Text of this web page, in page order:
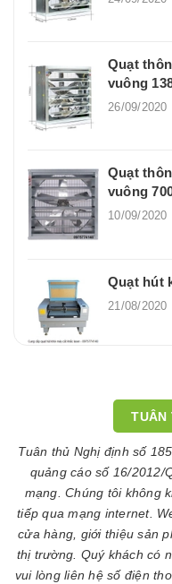
Quạt
vuông
26/09/2020
Quạt
vuông
10/09/2020
Quạt hút
21/08/2020
TUÂN
Tuân thủ Nghị định số
quảng cáo số 16/2012/
mạng. Chúng tôi không
tiếp qua mạng internet.
cửa hàng, giới thiệu sản
thị trường. Quý khách có
vui lòng liên hệ số điện